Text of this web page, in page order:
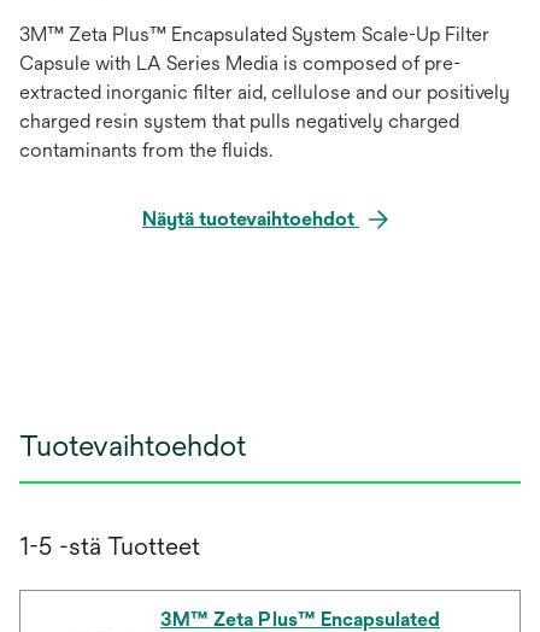
3M™ Zeta Plus™ Encapsulated System Scale-Up Filter
Capsule with LA Series Media is composed of pre-
extracted inorganic filter aid, cellulose and our positively
charged resin system that pulls negatively charged
contaminants from the fluids.
Näytä tuotevaihtoehdot
Tuotevaihtoehdot
1-5 -stä Tuotteet
3M™ Zeta Plus™ Encapsulated